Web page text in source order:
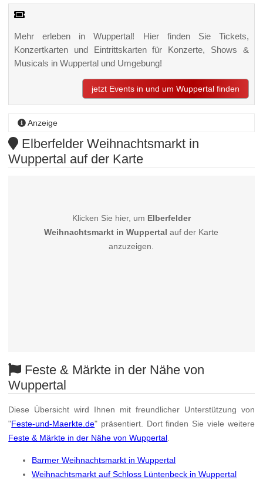
Mehr erleben in Wuppertal! Hier finden Sie Tickets,
Konzertkarten und Eintrittskarten für Konzerte, Shows &
Musicals in Wuppertal und Umgebung!
jetzt Events in und um Wuppertal finden
Anzeige
Elberfelder Weihnachtsmarkt in
Wuppertal auf der Karte
Klicken Sie hier, um Elberfelder
Weihnachtsmarkt in Wuppertal auf der Karte
anzuzeigen.
Feste & Märkte in der Nähe von
Wuppertal
Diese Übersicht wird Ihnen mit freundlicher Unterstützung von
"Feste-und-Maerkte.de" präsentiert. Dort finden Sie viele weitere
Feste & Märkte in der Nähe von Wuppertal
Barmer Weihnachtsmarkt in Wuppertal
Weihnachtsmarkt auf Schloss Lüntenbeck in Wuppertal